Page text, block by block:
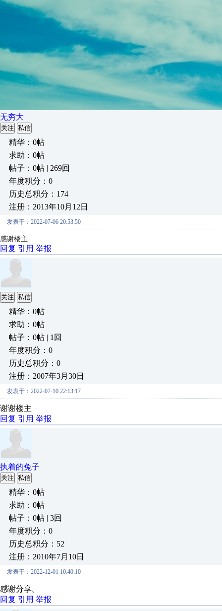
无穷大
关注 私信
精华：0帖
求助：0帖
帖子：0帖 | 269回
年度积分：0
历史总积分：174
注册：2013年10月12日
发表于：2022-07-06 20:53:50
感谢楼主
回复 引用 举报
关注 私信
精华：0帖
求助：0帖
帖子：0帖 | 1回
年度积分：0
历史总积分：0
注册：2007年3月30日
发表于：2022-07-10 22:13:17
谢谢楼主
回复 引用 举报
执着的兔子
关注 私信
精华：0帖
求助：0帖
帖子：0帖 | 3回
年度积分：0
历史总积分：52
注册：2010年7月10日
发表于：2022-12-01 10:40:10
感谢分享。
回复 引用 举报